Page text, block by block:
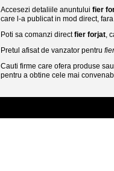
Accesezi detaliile anuntului fier
care l-a publicat in mod direct,
Poti sa comanzi directfier forjat,
Pretul afisat de vanzator pentru
Cauti firme care ofera produse
pentru a obtine cele mai